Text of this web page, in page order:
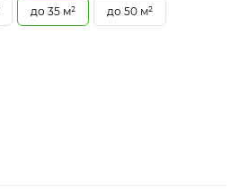
до 35 м² до 50 м²